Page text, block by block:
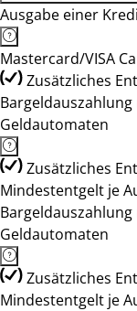
Ausgabe einer
Mastercard/VISA
Zusätzliches
Geldautomaten
Zusätzliches
Mindestentgelt je
Geldautomaten
Zusätzliches
Mindestentgelt je